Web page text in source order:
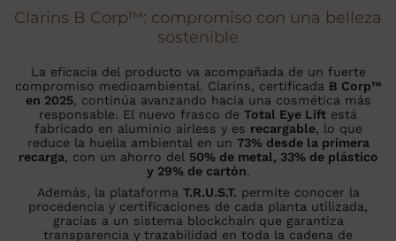
Clarins B Corp™: compromiso con una belleza
sostenible
La eficacia del producto va acompañada de un fuerte
compromiso medioambiental. Clarins, certificada B Corp™
en 2025, continúa avanzando hacia una cosmética más
responsable. El nuevo frasco de Total Eye Lift está
fabricado en aluminio airless y es recargable, lo que
reduce la huella ambiental en un 73% desde la primera
recarga, con un ahorro del 50% de metal, 33% de plástico
y 29% de cartón.
Además, la plataforma T.R.U.S.T. permite conocer la
procedencia y certificaciones de cada planta utilizada,
gracias a un sistema blockchain que garantiza
transparencia y trazabilidad en toda la cadena de